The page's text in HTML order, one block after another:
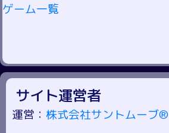
ゲーム一覧
サイト運営者
運営： 株式会社サントムーブ®